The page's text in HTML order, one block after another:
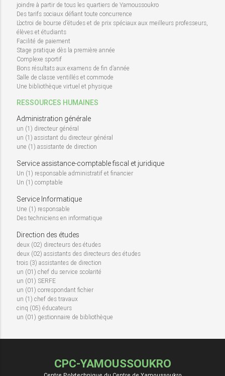
joindre à partir de tous les quartiers de Yamoussoukro
Des tarifs sociaux défiant toute concurrence
L’octroi de bourse d’études et de prix spéciaux aux meilleurs professeurs,
élèves et étudiants
Facilité de paiement
Stage pratique dès la première année
Complexe sportif
Bons résultats aux examens de fin d’année
Salle de classe ventillés et commode
Une bibliothèque virtuel et physique
RESSOURCES HUMAINES
Administration générale
un (1) directeur général
un (1) assistant du directeur général
une (1) assistante de direction
Service assistance-comptable fiscal et juridique
Un (1) responsable administratif et financier
Un (1) comptable
Service Informatique
Une (1) responsable
Des techniciens en informatique
Direction des études
deux (02) directeurs des études
deux (02) assistants des directeurs des études
trois (3) assistantes de direction
un (01) chef du service scolarité
un (01) SERFE
un (01) correspondant fichier
un (1) chef des travaux
cinq (05) éducateurs
un (01) gestionnaire de bibliothèque
CPC-YAMOUSSOUKRO